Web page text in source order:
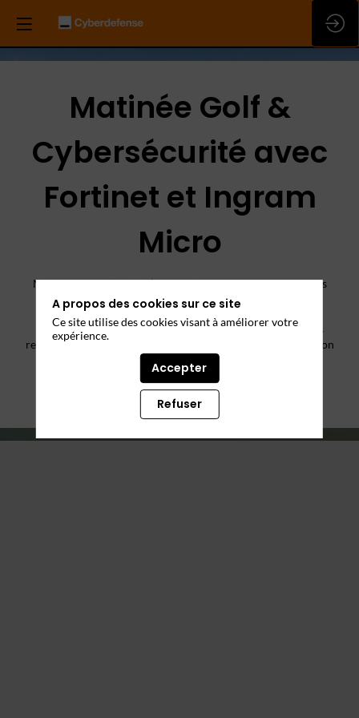
Matinée Golf &
Cybersécurité avec
Fortinet et Ingram
Micro
Nous sommes désolés d’apprendre que vous ne pourrez pas
vous joindre à nous pour cet événement.
Votre présence nous aurait fait très plaisir, mais nous vous
remercions de prendre un instant pour nous indiquer la raison
de votre indisponibilité.
Les inscriptions sont closes.
A propos des cookies sur ce site
Ce site utilise des cookies visant à améliorer votre
expérience.
Accepter
Refuser